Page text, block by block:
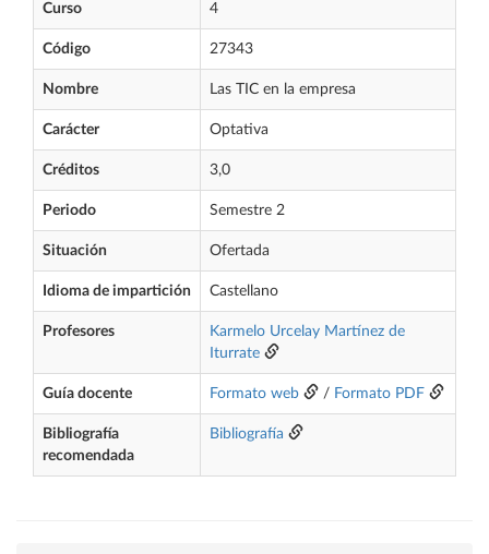
Curso 4
Código 27343
Nombre Las TIC en la empresa
Carácter Optativa
Créditos 3,0
Periodo Semestre 2
Situación Ofertada
Idioma de impartición Castellano
Profesores
Karmelo Urcelay Martínez de
Iturrate
Guía docente Formato web / Formato PDF
Bibliografía
recomendada
Bibliografía